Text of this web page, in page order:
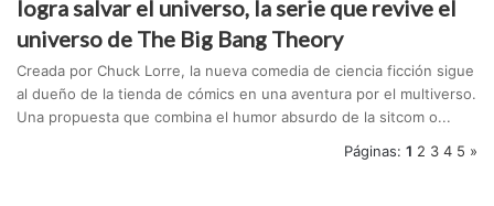
logra salvar el universo, la serie que revive el
universo de The Big Bang Theory
Creada por Chuck Lorre, la nueva comedia de ciencia ficción sigue
al dueño de la tienda de cómics en una aventura por el multiverso.
Una propuesta que combina el humor absurdo de la sitcom o...
Páginas: 1 2 3 4 5 »